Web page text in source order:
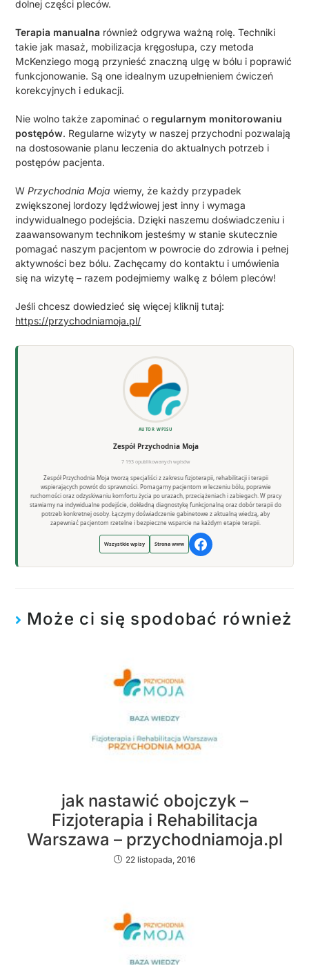
dolnej części pleców.
Terapia manualna również odgrywa ważną rolę. Techniki
takie jak masaż, mobilizacja kręgosłupa, czy metoda
McKenziego mogą przynieść znaczną ulgę w bólu i poprawić
funkcjonowanie. Są one idealnym uzupełnieniem ćwiczeń
korekcyjnych i edukacji.
Nie wolno także zapominać o regularnym monitorowaniu
postępów. Regularne wizyty w naszej przychodni pozwalają
na dostosowanie planu leczenia do aktualnych potrzeb i
postępów pacjenta.
WPrzychodnia Moja wiemy, że każdy przypadek
zwiększonej lordozy lędźwiowej jest inny i wymaga
indywidualnego podejścia. Dzięki naszemu doświadczeniu i
zaawansowanym technikom jesteśmy w stanie skutecznie
pomagać naszym pacjentom w powrocie do zdrowia i pełnej
aktywności bez bólu. Zachęcamy do kontaktu i umówienia
się na wizytę – razem podejmiemy walkę z bólem pleców!
Jeśli chcesz dowiedzieć się więcej kliknij tutaj:
https://przychodniamoja.pl/
AUTOR WPISU
Zespół Przychodnia Moja
7 193 opublikowanych wpisów
Zespół Przychodnia Moja tworzą specjaliści z zakresu fizjoterapii, rehabilitacji i terapii
wspierających powrót do sprawności. Pomagamy pacjentom w leczeniu bólu, poprawie
ruchomości oraz odzyskiwaniu komfortu życia po urazach, przeciążeniach i zabiegach. W pracy
stawiamy na indywidualne podejście, dokładną diagnostykę funkcjonalną oraz dobór terapii do
potrzeb konkretnej osoby. Łączymy doświadczenie gabinetowe z aktualną wiedzą, aby
zapewniać pacjentom rzetelne i bezpieczne wsparcie na każdym etapie terapii.
Wszystkie wpisy Strona www
Może ci się spodobać również
jak nastawić obojczyk –
Fizjoterapia i Rehabilitacja
Warszawa – przychodniamoja.pl
22 listopada, 2016